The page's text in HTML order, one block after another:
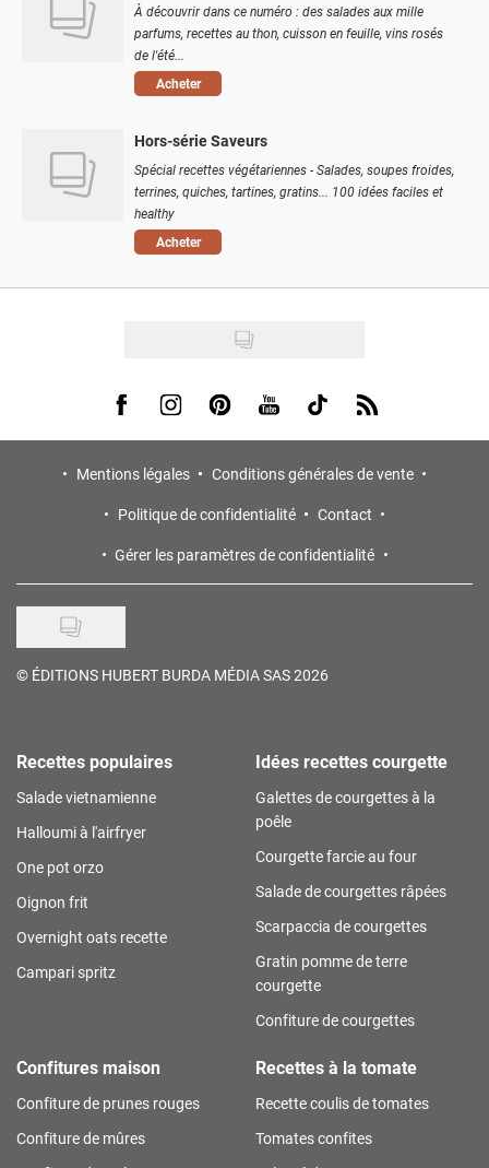
À découvrir dans ce numéro : des salades aux mille
parfums, recettes au thon, cuisson en feuille, vins rosés
de l'été...
Acheter
Hors-série Saveurs
Spécial recettes végétariennes - Salades, soupes froides,
terrines, quiches, tartines, gratins... 100 idées faciles et
healthy
Acheter
Visit us on Facebook
Visit us on Instagram
Visit us on Pinterest
Visit us on Youtube
Visit us on Tiktok
Visit us on Rss
Mentions légales
Conditions générales de vente
Politique de confidentialité
Contact
Gérer les paramètres de confidentialité
© ÉDITIONS HUBERT BURDA MÉDIA SAS 2026
Recettes populaires
Salade vietnamienne
Halloumi à l'airfryer
One pot orzo
Oignon frit
Overnight oats recette
Campari spritz
Idées recettes courgette
Galettes de courgettes à la
poêle
Courgette farcie au four
Salade de courgettes râpées
Scarpaccia de courgettes
Gratin pomme de terre
courgette
Confiture de courgettes
Confitures maison
Confiture de prunes rouges
Confiture de mûres
Recettes à la tomate
Recette coulis de tomates
Tomates confites